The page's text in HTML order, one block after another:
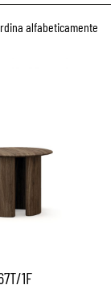
alfabeticamente
1F